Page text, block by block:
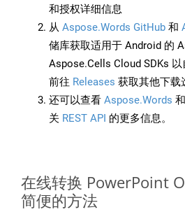
和授权详细信息
从 Aspose.Words GitHub 和
储库获取适用于 Android 的
Aspose.Cells Cloud SDKs
前往 Releases 获取其他下载
还可以查看 Aspose.Words 和
关 REST API 的更多信息。
在线转换 PowerPoint
简便的方法